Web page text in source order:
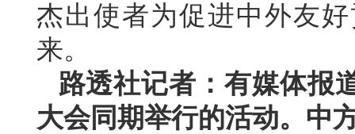
杰出使者为促进中外友
来。
路透社记者：有媒体报
大会同期举行的活动。中